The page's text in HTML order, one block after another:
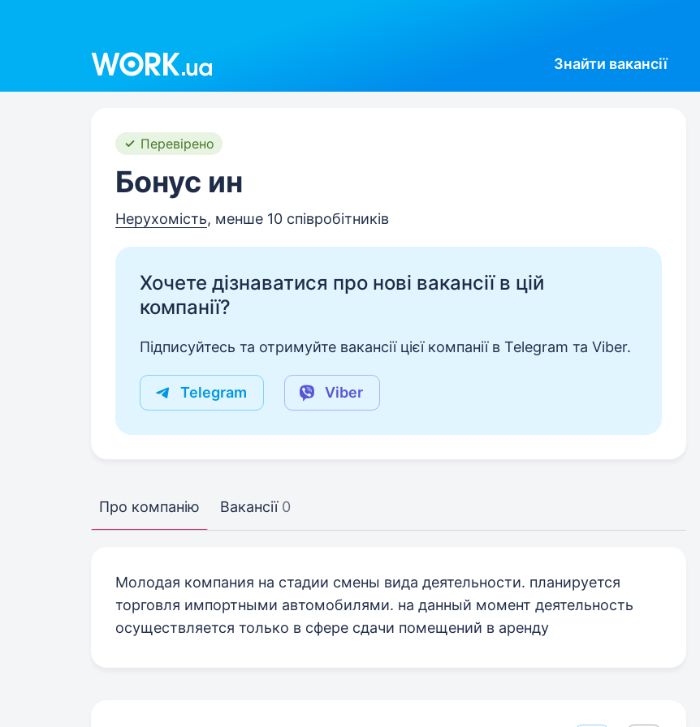
Знайти вакансії
Перевірено
Бонус ин
Нерухомість, менше 10 співробітників
Хочете дізнаватися про нові вакансії в цій
компанії?
Підписуйтесь та отримуйте вакансії цієї компанії в Telegram та Viber.
Telegram Viber
Про компанію Вакансії 0
Молодая компания на стадии смены вида деятельности. планируется
торговля импортными автомобилями. на данный момент деятельность
осуществляется только в сфере сдачи помещений в аренду